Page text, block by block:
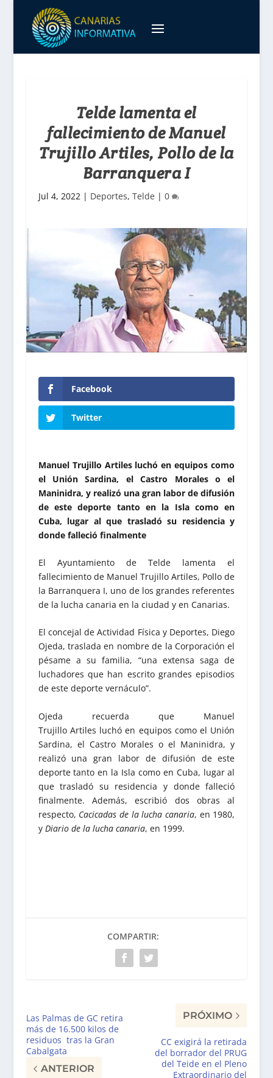
Telde lamenta el
fallecimiento de Manuel
Trujillo Artiles, Pollo de la
Barranquera I
Jul 4, 2022| Deportes, Telde | 0
Facebook
Twitter
Manuel Trujillo Artiles luchó en equipos como
el Unión Sardina, el Castro Morales o el
Maninidra, y realizó una gran labor de difusión
de este deporte tanto en la Isla como en
Cuba, lugar al que trasladó su residencia y
donde falleció finalmente
El Ayuntamiento de Telde lamenta el
fallecimiento de Manuel Trujillo Artiles, Pollo de
la Barranquera I, uno de los grandes referentes
de la lucha canaria en la ciudad y en Canarias.
El concejal de Actividad Física y Deportes, Diego
Ojeda, traslada en nombre de la Corporación el
pésame a su familia, “una extensa saga de
luchadores que han escrito grandes episodios
de este deporte vernáculo”.
Ojeda recuerda que Manuel
Trujillo Artiles luchó en equipos como el Unión
Sardina, el Castro Morales o el Maninidra, y
realizó una gran labor de difusión de este
deporte tanto en la Isla como en Cuba, lugar al
que trasladó su residencia y donde falleció
finalmente. Además, escribió dos obras al
respecto, Cacicadas de la lucha canaria, en 1980,
y Diario de la lucha canaria, en 1999.
COMPARTIR:
Las Palmas de GC retira
más de 16.500 kilos de
residuos tras la Gran
Cabalgata
ANTERIOR
PRÓXIMO
CC exigirá la retirada
del borrador del PRUG
del Teide en el Pleno
Extraordinario del